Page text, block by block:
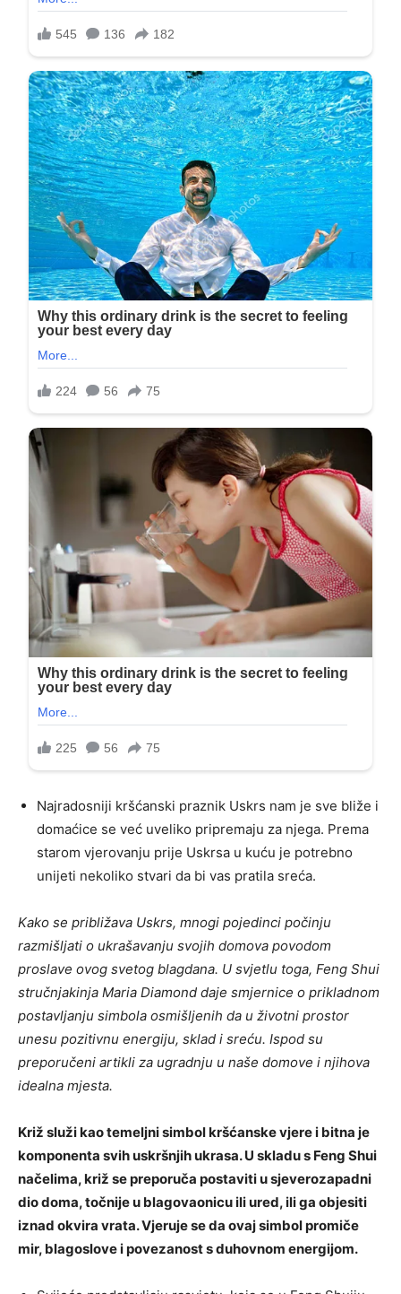
Najradosniji kršćanski praznik Uskrs nam je sve bliže i
domaćice se već uveliko pripremaju za njega. Prema
starom vjerovanju prije Uskrsa u kuću je potrebno
unijeti nekoliko stvari da bi vas pratila sreća.
Kako se približava Uskrs, mnogi pojedinci počinju
razmišljati o ukrašavanju svojih domova povodom
proslave ovog svetog blagdana. U svjetlu toga, Feng Shui
stručnjakinja Maria Diamond daje smjernice o prikladnom
postavljanju simbola osmišljenih da u životni prostor
unesu pozitivnu energiju, sklad i sreću. Ispod su
preporučeni artikli za ugradnju u naše domove i njihova
idealna mjesta.
Križ služi kao temeljni simbol kršćanske vjere i bitna je
komponenta svih uskršnjih ukrasa. U skladu s Feng Shui
načelima, križ se preporuča postaviti u sjeverozapadni
dio doma, točnije u blagovaonicu ili ured, ili ga objesiti
iznad okvira vrata. Vjeruje se da ovaj simbol promiče
mir, blagoslove i povezanost s duhovnom energijom.